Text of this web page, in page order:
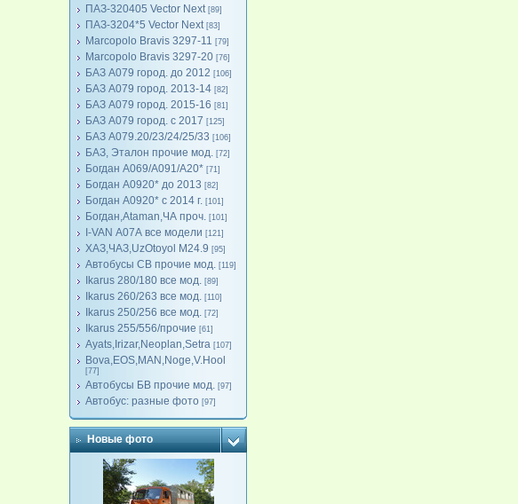
ПАЗ-320405 Vector Next [89]
ПАЗ-3204*5 Vector Next [83]
Marcopolo Bravis 3297-11 [79]
Marcopolo Bravis 3297-20 [76]
БАЗ А079 город. до 2012 [106]
БАЗ А079 город. 2013-14 [82]
БАЗ А079 город. 2015-16 [81]
БАЗ А079 город. с 2017 [125]
БАЗ А079.20/23/24/25/33 [106]
БАЗ, Эталон прочие мод. [72]
Богдан А069/А091/А20* [71]
Богдан А0920* до 2013 [82]
Богдан А0920* с 2014 г. [101]
Богдан,Ataman,ЧА проч. [101]
I-VAN А07А все модели [121]
ХАЗ,ЧАЗ,UzOtoyol M24.9 [95]
Автобусы СВ прочие мод. [119]
Ikarus 280/180 все мод. [89]
Ikarus 260/263 все мод. [110]
Ikarus 250/256 все мод. [72]
Ikarus 255/556/прочие [61]
Ayats,Irizar,Neoplan,Setra [107]
Bova,EOS,MAN,Noge,V.Hool
[77]
Автобусы БВ прочие мод. [97]
Автобус: разные фото [97]
Новые фото